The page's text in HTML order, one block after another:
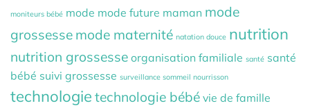
moniteurs bébé mode mode future maman mode
grossesse mode maternité natation douce nutrition
nutrition grossesse organisation familiale santé santé
bébé suivi grossesse surveillance sommeil nourrisson
technologie technologie bébé vie de famille